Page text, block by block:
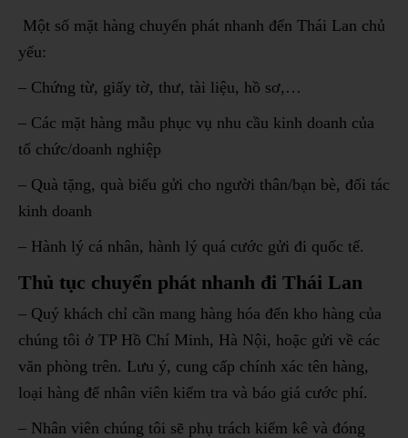
Một số mặt hàng chuyển phát nhanh đến Thái Lan chủ
yếu:
– Chứng từ, giấy tờ, thư, tài liệu, hồ sơ,…
– Các mặt hàng mẫu phục vụ nhu cầu kinh doanh của
tổ chức/doanh nghiệp
– Quà tặng, quà biếu gửi cho người thân/bạn bè, đối tác
kinh doanh
– Hành lý cá nhân, hành lý quá cước gửi đi quốc tế.
Thủ tục chuyển phát nhanh đi Thái Lan
– Quý khách chỉ cần mang hàng hóa đến kho hàng của
chúng tôi ở TP Hồ Chí Minh, Hà Nội, hoặc gửi về các
văn phòng trên. Lưu ý, cung cấp chính xác tên hàng,
loại hàng để nhân viên kiểm tra và báo giá cước phí.
– Nhân viên chúng tôi sẽ phụ trách kiểm kê và đóng